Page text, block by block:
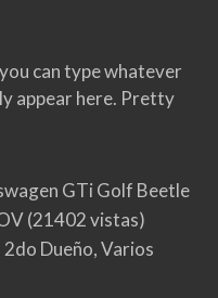
can type whatever
appear here. Pretty
GTi Golf Beetle
(21402 vistas)
Dueño, Varios